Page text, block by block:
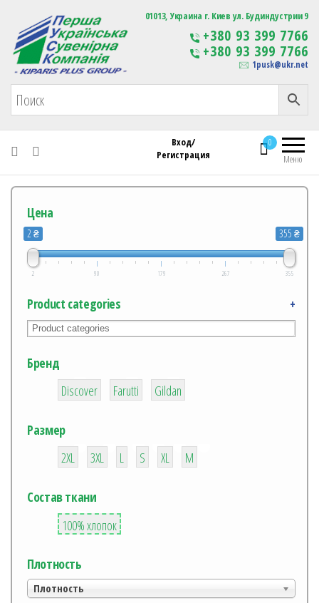
Первая Украинская Сувенирная Компания Изготовление
сувенирной продукции
с логотипом
01013, Украина г. Киев ул. Будиндустрии 9
+380 93 399 7766
+380 93 399 7766
1pusk@ukr.net
Меню
0
Вход/
Регистрация
Цена
2 ₴ 355 ₴
2 90 179 267 355
Product categories +
Бренд
2
Discover
10
Farutti
1
Gildan
Размер
2XL 3XL
1
L
1
S XL М
Состав ткани
1
100% хлопок
Плотность
Плотность